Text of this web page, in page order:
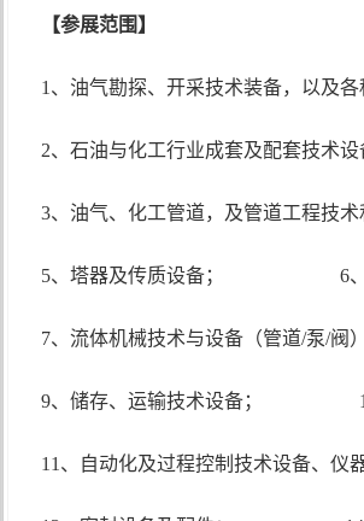
【参展范围】
1、油气勘探、开采技术装备，以及
2、石油与化工行业成套及配套技术设
3、油气、化工管道，及管道工程技
5、塔器及传质设备； 6、传
7、流体机械技术与设备 （管道/泵/阀
9、储存、 运输技术设备； 10、工
11、 自动化及过程控制 技术设备、仪